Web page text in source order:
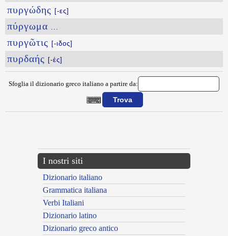
πυργώδης [-ες]
πύργωμα ...
πυργῶτις [-ιδος]
πυρδαής [-ές]
Sfoglia il dizionario greco italiano a partire da:
I nostri siti
Dizionario italiano
Grammatica italiana
Verbi Italiani
Dizionario latino
Dizionario greco antico